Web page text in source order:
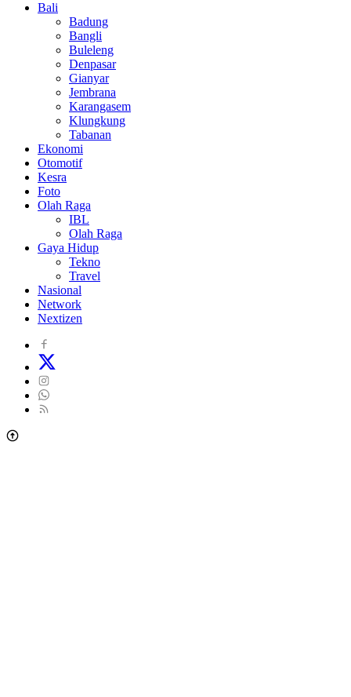
Bali
Badung
Bangli
Buleleng
Denpasar
Gianyar
Jembrana
Karangasem
Klungkung
Tabanan
Ekonomi
Otomotif
Kesra
Foto
Olah Raga
IBL
Olah Raga
Gaya Hidup
Tekno
Travel
Nasional
Network
Nextizen